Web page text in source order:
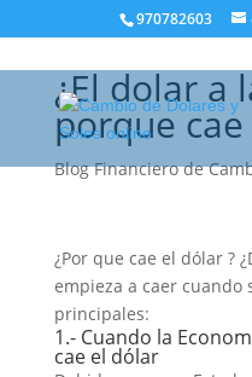
970782603
¿El dolar a
porque
Blog Financiero de
¿Por que cae el dólar ?
empieza a caer cuando
principales:
1.- Cuando la
cae el dólar